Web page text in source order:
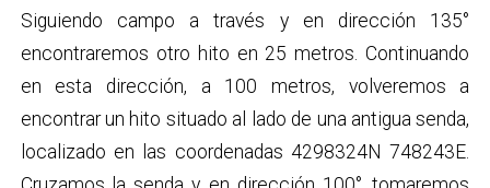
Siguiendo campo a través y en dirección 135°
encontraremos otro hito en 25 metros. Continuando
en esta dirección, a 100 metros, volveremos a
encontrar un hito situado al lado de una antigua senda,
localizado en las coordenadas 4298324N 748243E.